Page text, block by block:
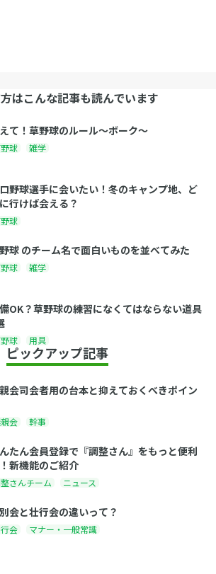
はこんな記事も読んでいます
て！草野球のルール～ボーク～
球 雑学
野球選手に会いたい！冬のキャンプ地、ど
行けば会える？
球
球 のチーム名で面白いものを並べてみた
球 雑学
OK？草野球の練習になくてはならない道具
球 用具
ピックアップ記事
会司会者用の台本と抑えておくべきポイン
会 幹事
たん会員登録で『調整さん』をもっと便利
新機能のご紹介
さんチーム ニュース
会と壮行会の違いって？
会 マナー・一般常識